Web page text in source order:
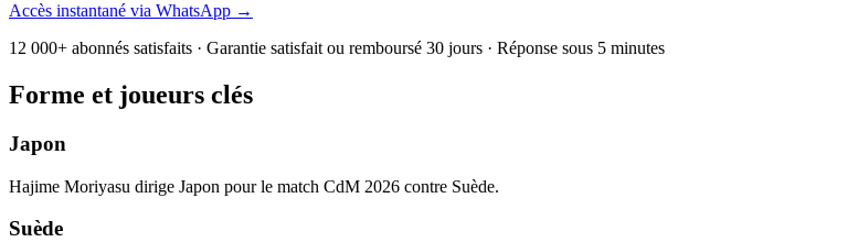
Accès instantané via WhatsApp →
12 000+ abonnés satisfaits · Garantie satisfait ou remboursé 30 jours · Réponse sous 5 minutes
Forme et joueurs clés
Japon
Hajime Moriyasu dirige Japon pour le match CdM 2026 contre Suède.
Suède